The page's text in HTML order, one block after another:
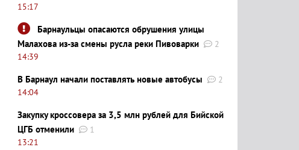
15:17
Барнаульцы опасаются обрушения улицы
Малахова из-за смены русла реки Пивоварки
2
14:39
В Барнаул начали поставлять новые автобусы
2
14:04
Закупку кроссовера за 3,5 млн рублей для Бийской
ЦГБ отменили
1
13:21